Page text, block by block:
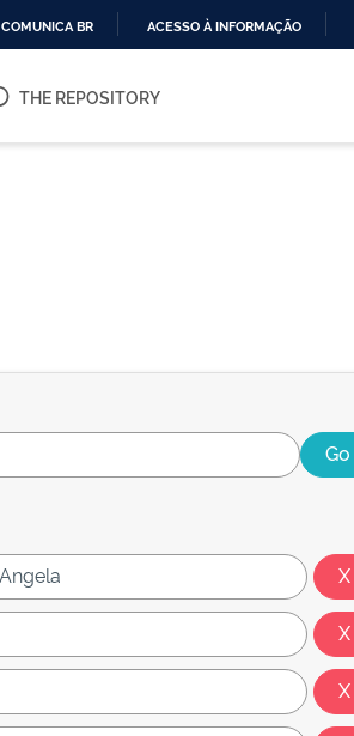
O
COMUNICA BR ACESSO À INFORMAÇÃO
THE REPOSITORY